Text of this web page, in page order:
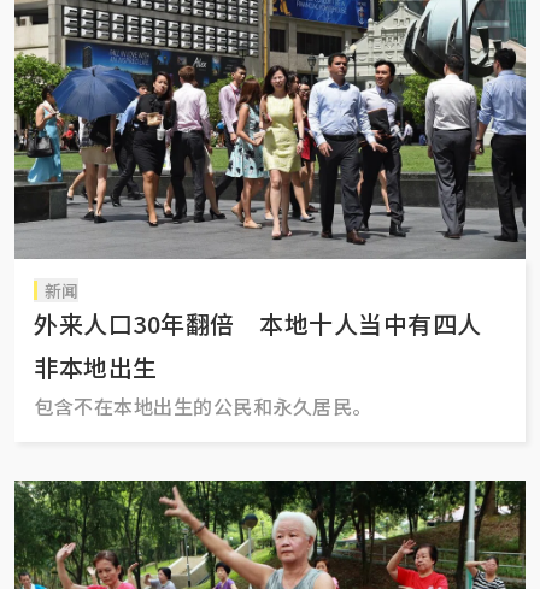
新闻
外来人口30年翻倍 本地十人当中有四人
非本地出生
包含不在本地出生的公民和永久居民。